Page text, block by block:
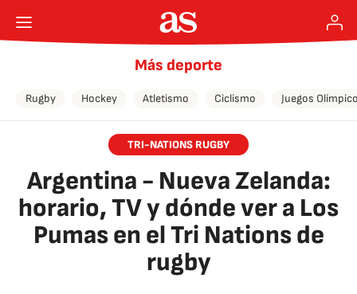
Más deporte
Rugby Hockey Atletismo Ciclismo Juegos
TRI-NATIONS RUGBY
Argentina - Nueva Zelanda:
horario, TV y dónde ver a Los
Pumas en el Tri Nations de
rugby